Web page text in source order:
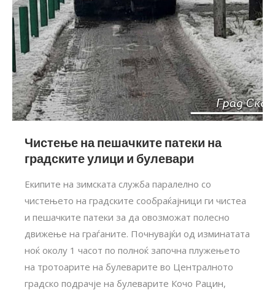
Чистење на пешачките патеки на
градските улици и булевари
Eкипите на зимската служба паралелно со
чистењето на градските сообраќајници ги чистеа
и пешачките патеки за да овозможат полесно
движење на граѓаните. Почнувајќи од изминатата
ноќ околу 1 часот по полноќ започна плужењето
на тротоарите на булеварите во Централното
градско подрачје на булеварите Кочо Рацин,